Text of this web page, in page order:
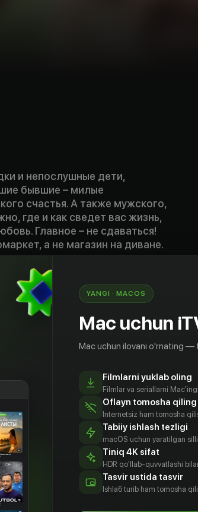
и непослушные дети,
бывшие – милые
счастья. А также мужского,
где и как сведет вас жизнь,
Главное – не сдаваться!
а не магазин на диване.
завтра»
Олифант
Сара Чок
Aktyor
YANGI · MACOS
Mac uchun
Mac uchun ilovani o'rnating —
Filmlarni yuklab oling
Filmlar va seriallarni
Oflayn tomosha qiling
Internetsiz ham tomosha
Tabiiy ishlash tezligi
macOS uchun yaratilgan
Tiniq 4K sifat
HDR qo'llab-quvvatlashi
Tasvir ustida tasvir
Ishlаб turib ham tomosha